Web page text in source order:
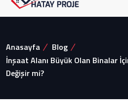
Anasayfa
Blog
İnşaat Alanı Büyük Olan Binalar
Değişir mi?